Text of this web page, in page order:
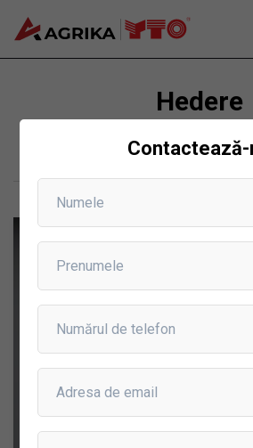
Contactează-
Hedere
Principală